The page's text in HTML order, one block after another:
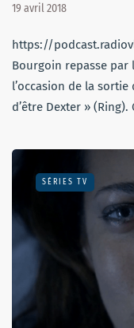
19 avril 2018
https://
Bourgoin repasse par
l’occasion de la
d’être Dexter »
SÉRIES TV